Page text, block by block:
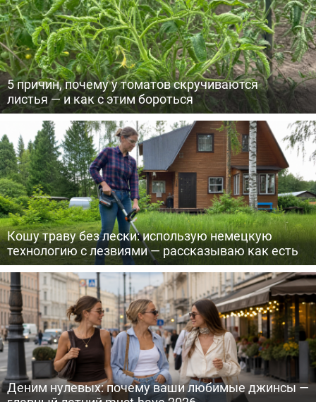
5 причин, почему у томатов скручиваются
листья — и как с этим бороться
Кошу траву без лески: использую немецкую
технологию с лезвиями — рассказываю как есть
Деним нулевых: почему ваши любимые джинсы —